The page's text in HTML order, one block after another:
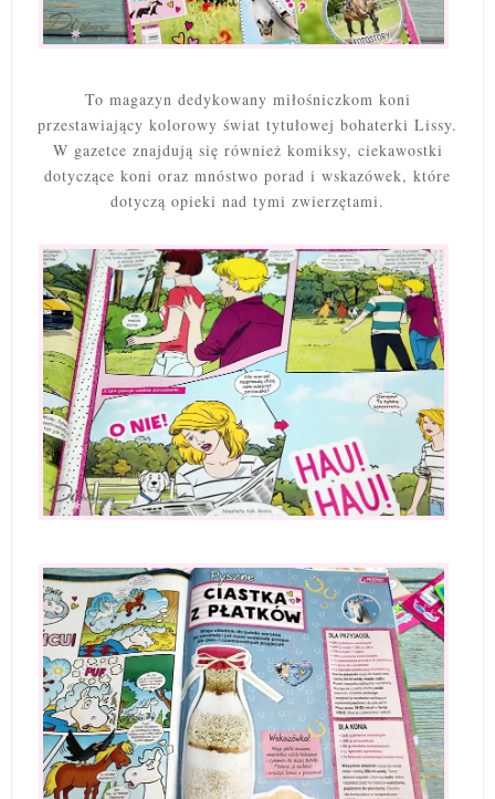
To magazyn dedykowany miłośniczkom koni
przestawiający kolorowy świat tytułowej bohaterki Lissy.
W gazetce znajdują się również komiksy, ciekawostki
dotyczące koni oraz mnóstwo porad i wskazówek, które
dotyczą opieki nad tymi zwierzętami.